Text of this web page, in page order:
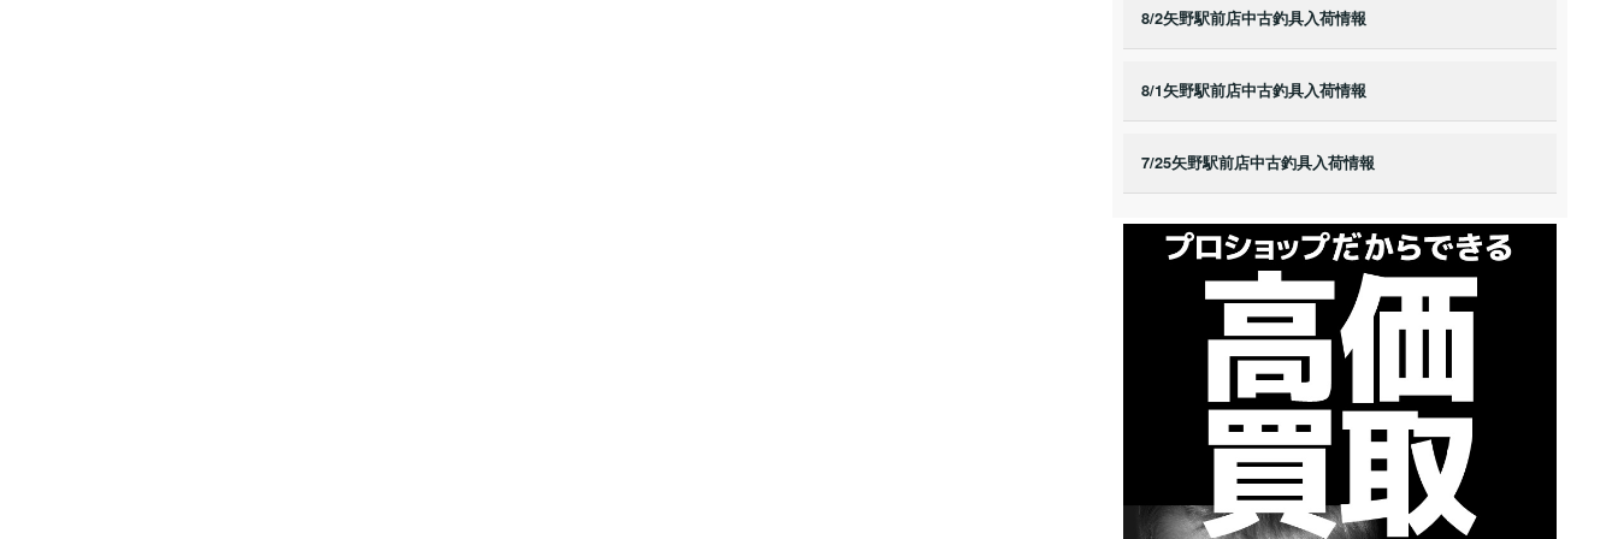
8/2矢野駅前店中古釣具入荷情報
8/1矢野駅前店中古釣具入荷情報
7/25矢野駅前店中古釣具入荷情報